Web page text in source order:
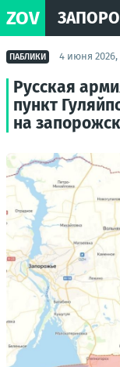
ZOV
ПАБЛИКИ 4 июня 2026,
Русская
пункт
на